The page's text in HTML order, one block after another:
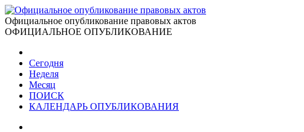
Официальное опубликование правовых актов
ОФИЦИАЛЬНОЕ ОПУБЛИКОВАНИЕ
Сегодня
Неделя
Месяц
ПОИСК
КАЛЕНДАРЬ ОПУБЛИКОВАНИЯ